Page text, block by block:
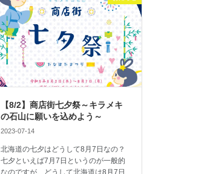
【8/2】商店街七夕祭～キラメキ
の石山に願いを込めよう～
2023-07-14
北海道の七夕はどうして8月7日なの？
七夕といえば7月7日というのが一般的
なのですが、どうして北海道は8月7日